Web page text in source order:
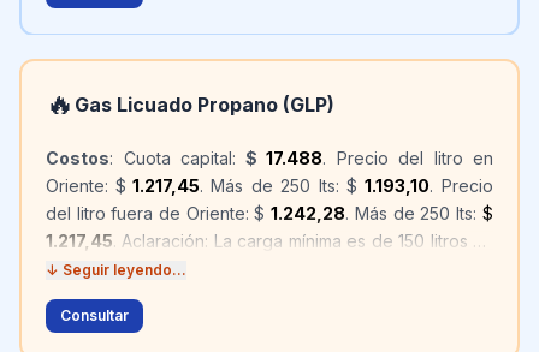
🔥 Gas Licuado Propano (GLP)
Costos: Cuota capital: $ 17.488. Precio del litro en
Oriente: $ 1.217,45. Más de 250 lts: $ 1.193,10. Precio
del litro fuera de Oriente: $ 1.242,28. Más de 250 lts: $
1.217,45. Aclaración: La carga mínima es de 150 litros en
Oriente y en la zona.
↓ Seguir leyendo...
Consultar